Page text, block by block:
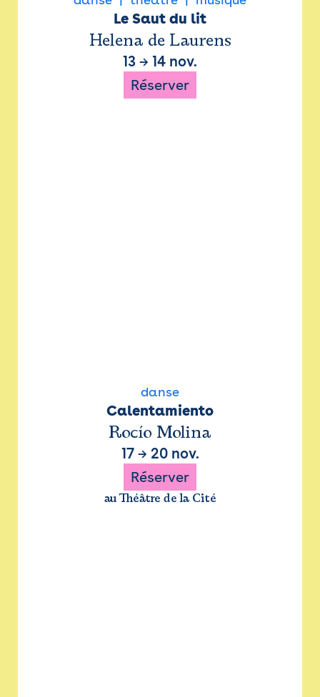
Le Saut du lit
Helena de Laurens
13 → 14 nov.
Réserver
danse
Calentamiento
Rocío Molina
17→ 20 nov.
Réserver
au Théâtre de la Cité